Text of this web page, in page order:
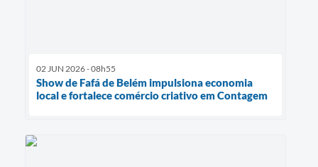
02 JUN 2026 - 08h55
Show de Fafá de Belém impulsiona economia
local e fortalece comércio criativo em Contagem